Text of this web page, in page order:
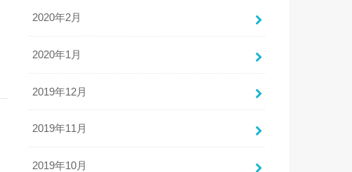
2020年2月
2020年1月
2019年12月
2019年11月
2019年10月